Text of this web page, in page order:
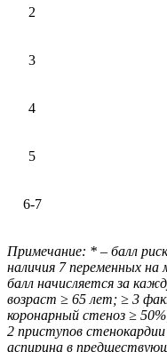
2
3
4
5
6-7
Примечание: * – балл
наличия 7 переменных на
балл начисляется за
возраст ≥ 65 лет; ≥ 3
коронарный стеноз ≥
2 приступов
аспирина в